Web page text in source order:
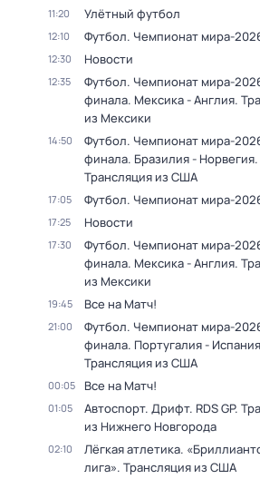
11:20 Улётный футбол
12:10 Футбол. Чемпионат мира-
12:30 Новости
12:35
Футбол. Чемпионат мира-
финала. Мексика - Англия.
из Мексики
14:50
Футбол. Чемпионат мира-
финала. Бразилия - Норвегия.
Трансляция из США
17:05 Футбол. Чемпионат мира-
17:25 Новости
17:30
Футбол. Чемпионат мира-
финала. Мексика - Англия.
из Мексики
19:45 Все на Матч!
21:00
Футбол. Чемпионат мира-
финала. Португалия -
Трансляция из США
00:05 Все на Матч!
01:05
Автоспорт. Дрифт. RDS GP.
из Нижнего Новгорода
02:10
Лёгкая атлетика.
лига». Трансляция из США